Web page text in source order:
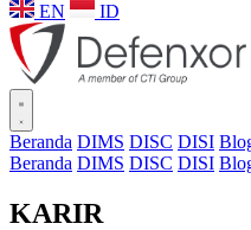
EN
ID
Beranda DIMS DISC DISI
Beranda DIMS DISC DISI
KARIR